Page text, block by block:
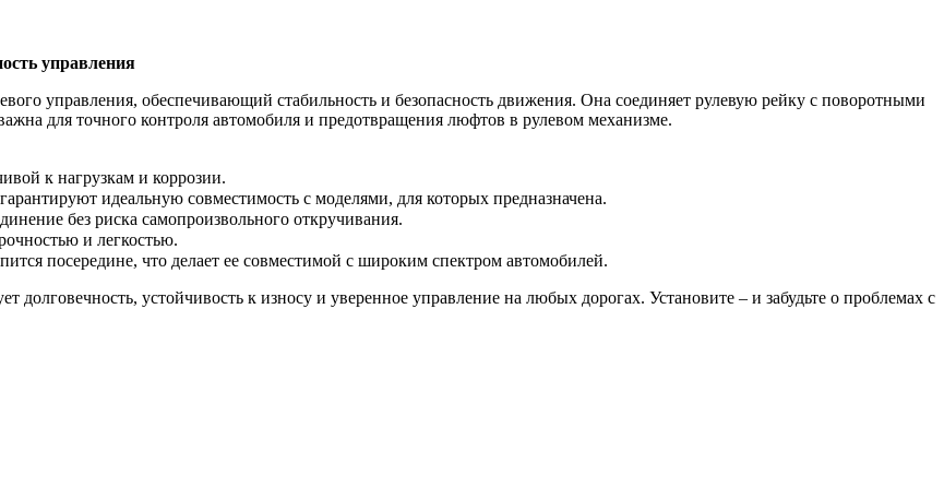
управления
управления, обеспечивающий стабильность и безопасность движения. Она соединяет рулевую рейку с поворотными
для точного контроля автомобиля и предотвращения люфтов в рулевом механизме.
к нагрузкам и коррозии.
идеальную совместимость с моделями, для которых предназначена.
без риска самопроизвольного откручивания.
и легкостью.
посередине, что делает ее совместимой с широким спектром автомобилей.
долговечность, устойчивость к износу и уверенное управление на любых дорогах. Установите – и забудьте о проблемах с